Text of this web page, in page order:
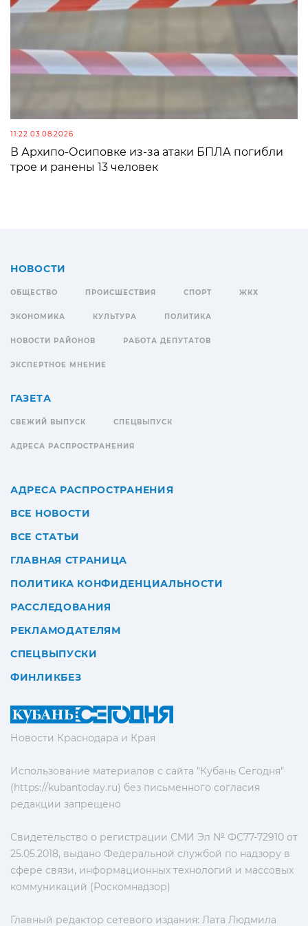
11:22 03.08.2026
В Архипо-Осиповке из-за атаки БПЛА погибли
трое и ранены 13 человек
Новости Краснодара и Края
Использование материалов с сайта "Кубань Сегодня"
(https://kubantoday.ru) без письменного согласия
редакции запрещено
Свидетельство о регистрации СМИ Эл № ФС77-72910 от
25.05.2018, выдано Федеральной службой по надзору в
сфере связи, информационных технологий и массовых
коммуникаций (Роскомнадзор)
Главный редактор сетевого издания: Лата Людмила
НОВОСТИ
ОБЩЕСТВО ПРОИСШЕСТВИЯ СПОРТ ЖКХ
ЭКОНОМИКА КУЛЬТУРА ПОЛИТИКА
НОВОСТИ РАЙОНОВ РАБОТА ДЕПУТАТОВ
ЭКСПЕРТНОЕ МНЕНИЕ
ГАЗЕТА
СВЕЖИЙ ВЫПУСК СПЕЦВЫПУСК
АДРЕСА РАСПРОСТРАНЕНИЯ
АДРЕСА РАСПРОСТРАНЕНИЯ
ВСЕ НОВОСТИ
ВСЕ СТАТЬИ
ГЛАВНАЯ СТРАНИЦА
ПОЛИТИКА КОНФИДЕНЦИАЛЬНОСТИ
РАССЛЕДОВАНИЯ
РЕКЛАМОДАТЕЛЯМ
СПЕЦВЫПУСКИ
ФИНЛИКБЕЗ